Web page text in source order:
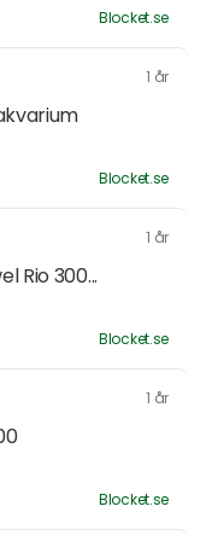
Blocket.se
1 år
Blocket.se
1 år
Rio 300...
Blocket.se
1 år
Blocket.se